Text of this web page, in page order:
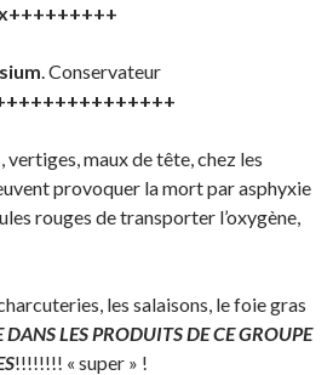
. Conservateur
vertiges, maux de tête, chez les
provoquer la mort par asphyxie
rouges de transporter l’oxygène,
les salaisons, le foie gras
DANS LES PRODUITS DE CE GROUPE
!!!!!!!! « super » !